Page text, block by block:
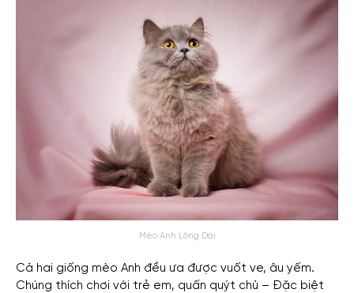
Mèo Anh Lông Dài
Cả hai giống mèo Anh đều ưa được vuốt ve, âu yếm.
Chúng thích chơi với trẻ em, quấn quýt chủ – Đặc biệt